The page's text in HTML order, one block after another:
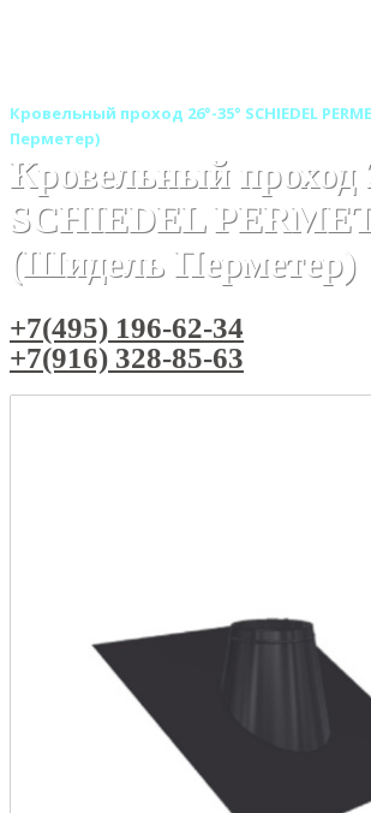
Кровельный проход 26°-35° SCHIEDEL
Перметер)
Кровельный проход
SCHIEDEL
(Шидель Перметер)
+7(495) 196-62-34
+7(916) 328-85-63